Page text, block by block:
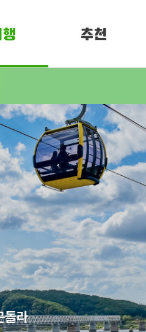
행
진각 평화누리
평화누리길
추천
돌라